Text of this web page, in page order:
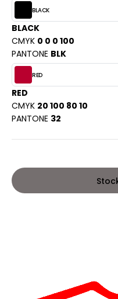
VETEMENTS
SHIRT
SHIRT
- BLANKS
COOL
HOODS
T'S
BLACK
BLACK
CMYK 0 0 0 100
PANTONE BLK
RED
RED
CMYK 20 100 80 10
PANTONE 32